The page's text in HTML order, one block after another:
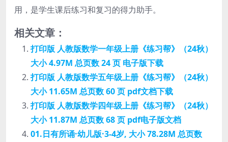
用，是学生课后练习和复习的得力助手。
相关文章：
打印版 人教版数学一年级上册《练习帮》（24秋）
大小 4.97M 总页数 24 页 电子版下载
打印版 人教版数学五年级上册《练习帮》（24秋）
大小 11.65M 总页数 60 页 pdf文档下载
打印版 人教版数学四年级上册《练习帮》（24秋）
大小 11.87M 总页数 68 页 pdf电子版文档
01.日有所诵·幼儿版·3-4岁, 大小 78.28M 总页数